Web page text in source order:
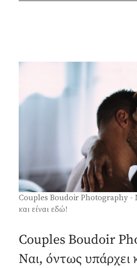
Couples Boudoir Photography -
και είναι εδώ!
Couples Boudoir
Ναι, όντως υπάρχει